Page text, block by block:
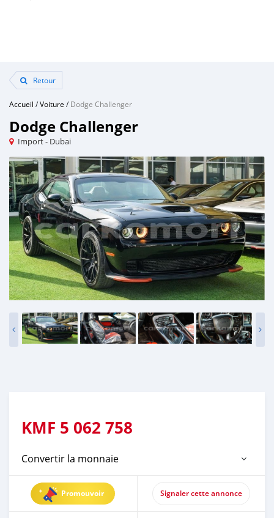
Retour
Accueil /Voiture /Dodge Challenger
Dodge Challenger
Import - Dubai
KMF 5 062 758
Convertir la monnaie
Promouvoir Signaler cette annonce